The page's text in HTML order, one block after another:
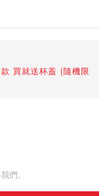
買就送杯蓋 (隨機限
們。